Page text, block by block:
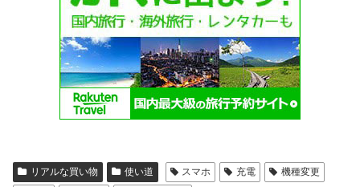
リアルな買い物 使い道 スマホ 充電
機種変更